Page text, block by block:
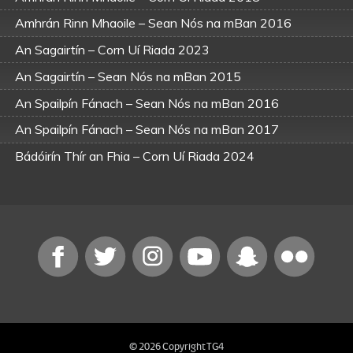
Amhrán Rinn Mhaoile – Sean Nós na mBan 2016
An Sagairtín – Corn Uí Riada 2023
An Sagairtín – Sean Nós na mBan 2015
An Spailpín Fánach – Sean Nós na mBan 2016
An Spailpín Fánach – Sean Nós na mBan 2017
Bádóirín Thír an Fhia – Corn Uí Riada 2024
© 2026 Copyright TG4